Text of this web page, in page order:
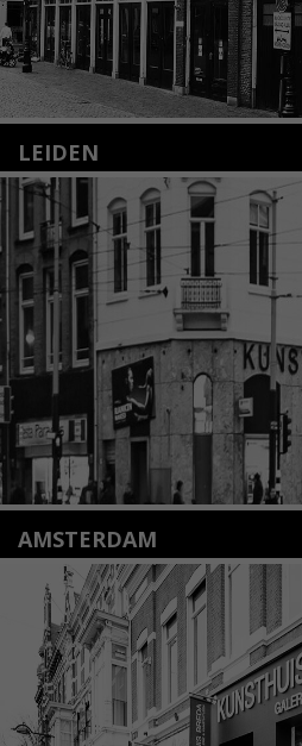
LEIDEN
Nieuwstraat 35
2312 KA Leiden
+31(0)71 – 52 84 480
info@kunsthuisleiden.nl
Lees meer
AMSTERDAM
Amstelveenseweg 135
1075 VX Amsterdam
+31 (0)20 2332546
info@kunsthuisamsterdam.nl
Lees meer